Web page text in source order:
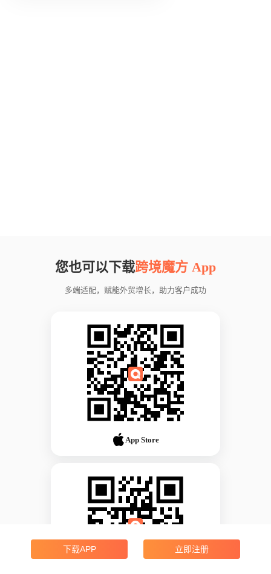
您也可以下载跨境魔方 App
多端适配，赋能外贸增长，助力客户成功
App Store
下载APP 立即注册